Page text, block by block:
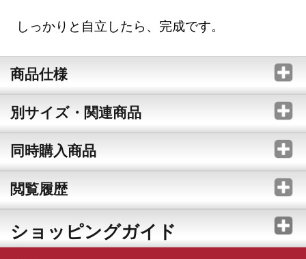
しっかりと自立したら、完成です。
商品仕様
別サイズ・関連商品
同時購入商品
閲覧履歴
ショッピングガイド